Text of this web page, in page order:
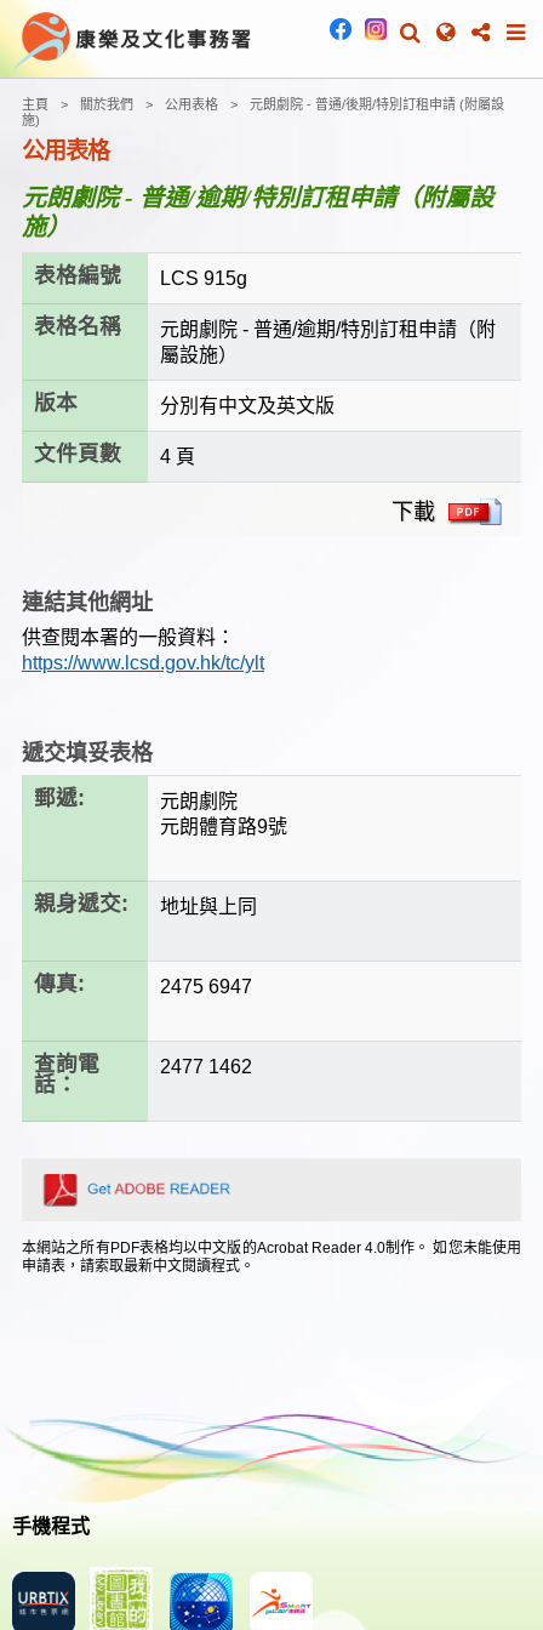
主頁 關於我們 公用表格
元朗劇院 - 普通/後期/特別訂租申請 (附屬設
施)
公用表格
元朗劇院 - 普通/逾期/特別訂租申請（附屬設
施）
表格編號 LCS 915g
表格名稱
元朗劇院 - 普通/逾期/特別訂租申請（附
屬設施）
版本 分別有中文及英文版
文件頁數 4 頁
下載
連結其他網址
供查閱本署的一般資料：
https://www.lcsd.gov.hk/tc/ylt
遞交填妥表格
郵遞:
元朗劇院
元朗體育路9號
親身遞交: 地址與上同
傳真: 2475 6947
查詢電
話：
2477 1462
本網站之所有PDF表格均以中文版的Acrobat Reader 4.0制作。 如您未能使用
申請表，請索取最新中文閱讀程式。
手機程式